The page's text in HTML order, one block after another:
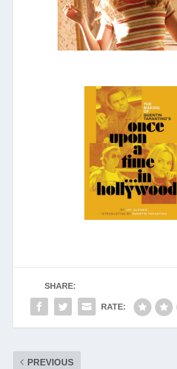
SHARE:
RATE:
PREVIOUS